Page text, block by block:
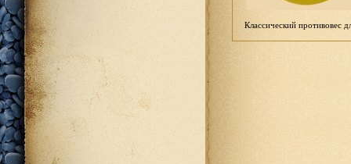
Классический противовес